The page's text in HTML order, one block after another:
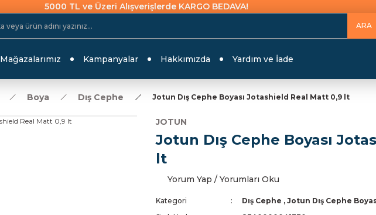
5000 TL ve Üzeri Alışverişlerde KARGO BEDAVA!
ARA
Mağazalarımız Kampanyalar Hakkımızda Yardım ve İade
Boya Dış Cephe Jotun Dış Cephe Boyası Jotashield Real Matt 0,9 lt
JOTUN
Jotun Dış Cephe Boyası
lt
Yorum Yap / Yorumları Oku
Kategori Dış Cephe , Jotun Dış Cephe